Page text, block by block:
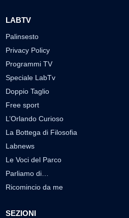
LABTV
Palinsesto
Privacy Policy
Programmi TV
Speciale LabTv
Doppio Taglio
Free sport
L’Orlando Curioso
La Bottega di Filosofia
Labnews
Le Voci del Parco
Parliamo di…
Ricomincio da me
SEZIONI